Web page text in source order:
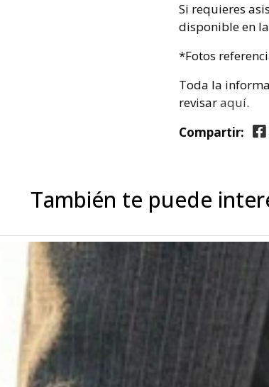
Si requieres
disponible en
*Fotos
Toda la
revisaraquí.
Compartir:
También te puede